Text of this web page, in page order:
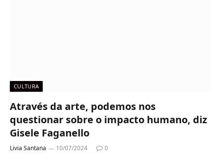
CULTURA
Através da arte, podemos nos
questionar sobre o impacto humano, diz
Gisele Faganello
Livia Santana 10/07/2024 0